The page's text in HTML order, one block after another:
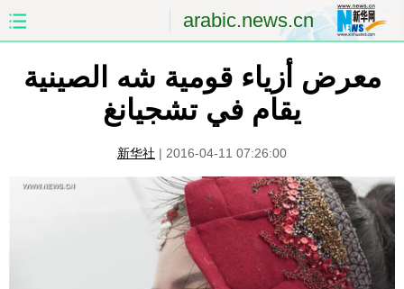
arabic.news.cn
الصفحة الأولى
الشرق الأوسط العالم
الاقتصاد
الثقافة والتعليم
السياحة والبيئة
معرض أزياء قومية شه الصينية
يقام في تشجيانغ
新华社 | 2016-04-11 07:26:00